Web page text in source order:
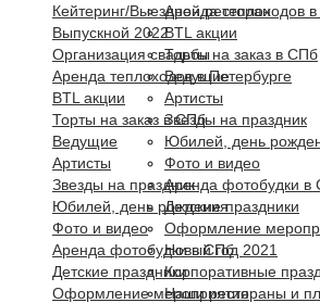
Аренда теплоходов
BTL акции
Торты на заказ в СПб
Ведущие
Артисты
Звезды на праздник
Юбилей, день
Фото и видео
Аренда фотобудки в
Детские праздники
Оформление
Новый год 2021
Корпоративные
Наши рестораны и
Кейтеринг/Выездной ресторан
Выпускной 2022
Организация свадьбы
Аренда теплоходов в Петербурге
BTL акции
Торты на заказ в СПб
Ведущие
Артисты
Звезды на праздник
Юбилей, день рождения
Фото и видео
Аренда фотобудки в СПб
Детские праздники
Оформление мероприятия